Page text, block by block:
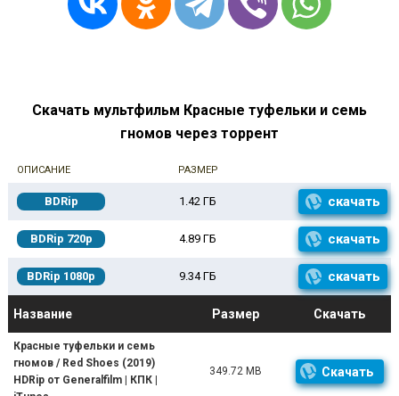
Скачать мультфильм Красные туфельки и семь
гномов через торрент
ОПИСАНИЕ РАЗМЕР
BDRip 1.42 ГБ скачать
BDRip 720p 4.89 ГБ скачать
BDRip 1080p 9.34 ГБ скачать
Название Размер Скачать
Красные туфельки и семь
гномов / Red Shoes (2019)
HDRip от Generalfilm | КПК |
349.72 MB Скачать